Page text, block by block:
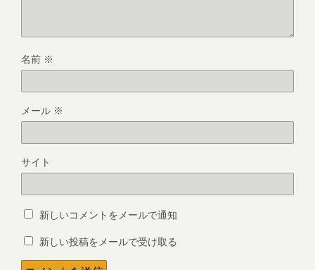
名前 ※
メール ※
サイト
新しいコメントをメールで通知
新しい投稿をメールで受け取る